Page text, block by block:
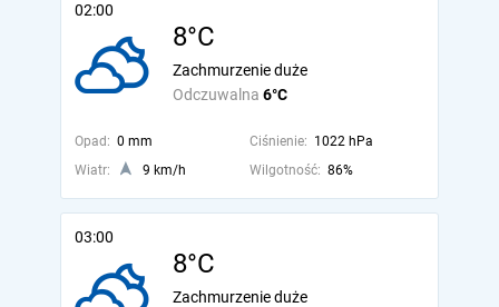
02:00
8°C
Odczuwalna 6°C
Zachmurzenie duże
Opad: 0 mm Ciśnienie: 1022 hPa
Wiatr:
9 km/h Wilgotność: 86%
03:00
8°C
Zachmurzenie duże